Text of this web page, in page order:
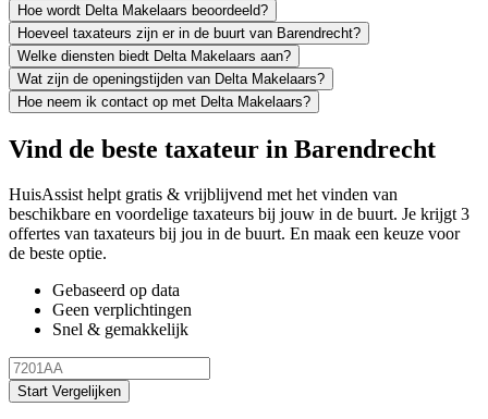
Hoe wordt Delta Makelaars beoordeeld?
Hoeveel taxateurs zijn er in de buurt van Barendrecht?
Welke diensten biedt Delta Makelaars aan?
Wat zijn de openingstijden van Delta Makelaars?
Hoe neem ik contact op met Delta Makelaars?
Vind de beste taxateur in Barendrecht
HuisAssist helpt gratis & vrijblijvend met het vinden van
beschikbare en voordelige taxateurs bij jouw in de buurt. Je krijgt 3
offertes van taxateurs bij jou in de buurt. En maak een keuze voor
de beste optie.
Gebaseerd op data
Geen verplichtingen
Snel & gemakkelijk
Start Vergelijken